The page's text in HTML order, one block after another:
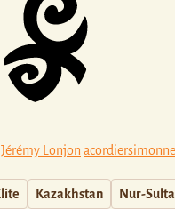
Jérémy Lonjon
Kazakhstan Nur-